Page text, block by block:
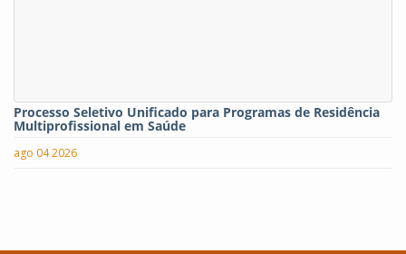
Processo Seletivo Unificado para Programas de Residência
Multiprofissional em Saúde
ago 04 2026